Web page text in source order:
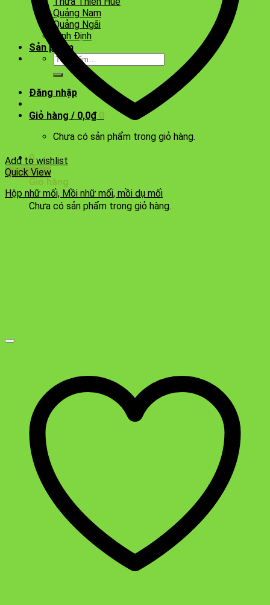
Quảng Nam
Quảng Ngãi
Bình Định
Sản phẩm
Tìm
kiếm:
Đăng nhập
Giỏ hàng / 0,0₫ 0
Chưa có sản phẩm trong giỏ hàng.
0
Giỏ hàng
Chưa có sản phẩm trong giỏ hàng.
Add to wishlist
Quick View
Hộp nhữ mối, Mồi nhữ mối, mồi dụ mối